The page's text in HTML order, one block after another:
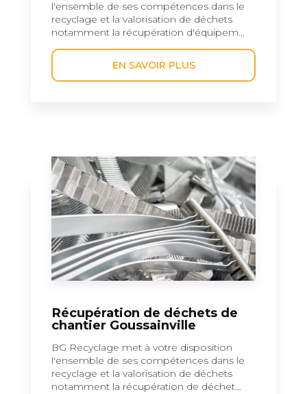
l'ensemble de ses compétences dans le
recyclage et la valorisation de déchets
notamment la récupération d'équipem...
EN SAVOIR PLUS
Récupération de déchets de
chantier Goussainville
BG Recyclage met à votre disposition
l'ensemble de ses compétences dans le
recyclage et la valorisation de déchets
notamment la récupération de déchet...